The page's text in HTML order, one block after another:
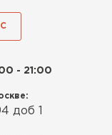
- 21:00
доб 1